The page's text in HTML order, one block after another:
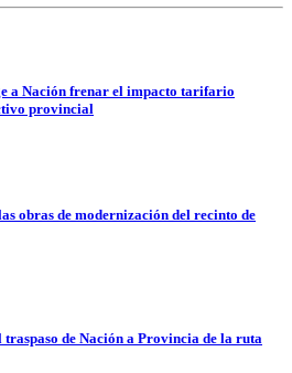
a Nación frenar el impacto tarifario
provincial
obras de modernización del recinto de
de Nación a Provincia de la ruta